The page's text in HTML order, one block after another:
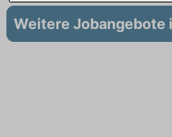
Weitere Jobangebote